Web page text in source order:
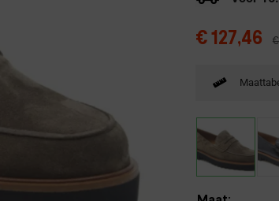
€ 127,46 €